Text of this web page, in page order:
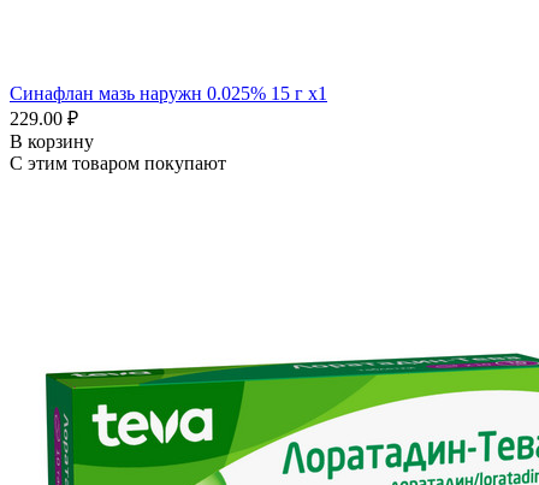
Синафлан мазь наружн 0.025% 15 г x1
229.00 ₽
В корзину
С этим товаром покупают